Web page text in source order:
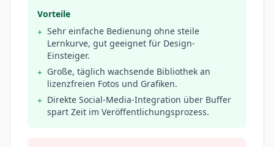
Vorteile
+ Sehr einfache Bedienung ohne steile
Lernkurve, gut geeignet für Design-
Einsteiger.
+ Große, täglich wachsende Bibliothek an
lizenzfreien Fotos und Grafiken.
+ Direkte Social-Media-Integration über Buffer
spart Zeit im Veröffentlichungsprozess.